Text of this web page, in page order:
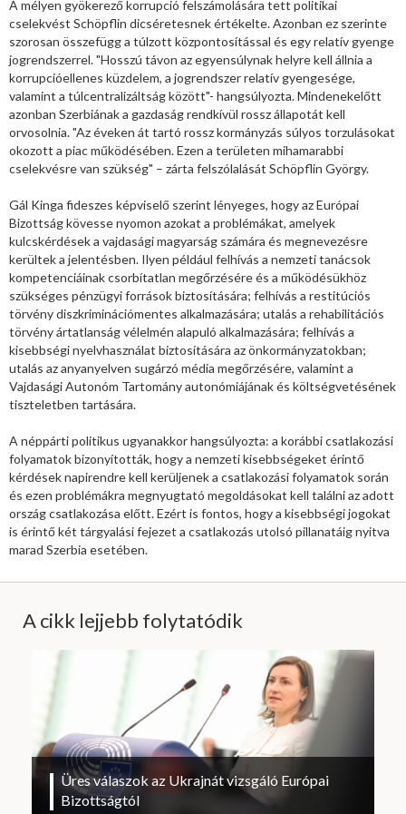
A mélyen gyökerező korrupció felszámolására tett politikai
cselekvést Schöpflin dicséretesnek értékelte. Azonban ez szerinte
szorosan összefügg a túlzott központosítással és egy relatív gyenge
jogrendszerrel. "Hosszú távon az egyensúlynak helyre kell állnia a
korrupcióellenes küzdelem, a jogrendszer relatív gyengesége,
valamint a túlcentralizáltság között"- hangsúlyozta. Mindenekelőtt
azonban Szerbiának a gazdaság rendkívül rossz állapotát kell
orvosolnia. "Az éveken át tartó rossz kormányzás súlyos torzulásokat
okozott a piac működésében. Ezen a területen mihamarabbi
cselekvésre van szükség" – zárta felszólalását Schöpflin György.
Gál Kinga fideszes képviselő szerint lényeges, hogy az Európai
Bizottság kövesse nyomon azokat a problémákat, amelyek
kulcskérdések a vajdasági magyarság számára és megnevezésre
kerültek a jelentésben. Ilyen például felhívás a nemzeti tanácsok
kompetenciáinak csorbítatlan megőrzésére és a működésükhöz
szükséges pénzügyi források biztosítására; felhívás a restitúciós
törvény diszkriminációmentes alkalmazására; utalás a rehabilitációs
törvény ártatlanság vélelmén alapuló alkalmazására; felhívás a
kisebbségi nyelvhasználat biztosítására az önkormányzatokban;
utalás az anyanyelven sugárzó média megőrzésére, valamint a
Vajdasági Autonóm Tartomány autonómiájának és költségvetésének
tiszteletben tartására.
A néppárti politikus ugyanakkor hangsúlyozta: a korábbi csatlakozási
folyamatok bizonyították, hogy a nemzeti kisebbségeket érintő
kérdések napirendre kell kerüljenek a csatlakozási folyamatok során
és ezen problémákra megnyugtató megoldásokat kell találni az adott
ország csatlakozása előtt. Ezért is fontos, hogy a kisebbségi jogokat
is érintő két tárgyalási fejezet a csatlakozás utolsó pillanatáig nyitva
marad Szerbia esetében.
A cikk lejjebb folytatódik
Üres válaszok az Ukrajnát vizsgáló Európai
Bizottságtól